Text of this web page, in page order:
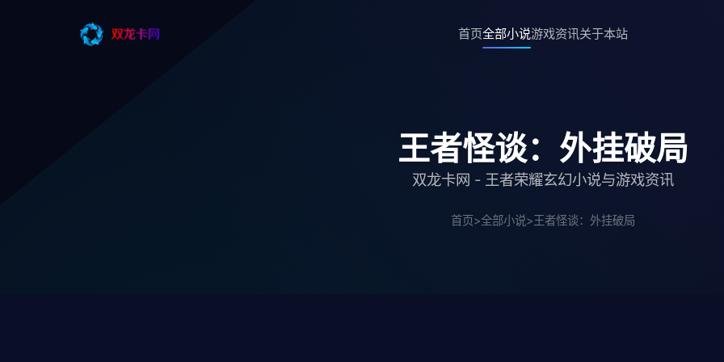
首页全部小说游戏资讯关于本站
王者怪谈：外挂破局
双龙卡网 - 王者荣耀玄幻小说与游戏资讯
首页>全部小说>王者怪谈：外挂破局